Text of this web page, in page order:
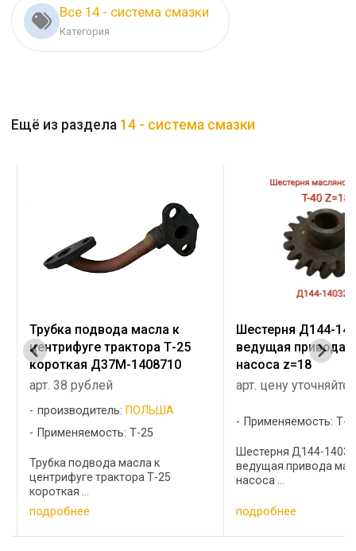
Все 14 - система смазки
Категория
Ещё из раздела 14 - система смазки
Трубка подвода масла к
центрифуге трактора Т-25
короткая Д37М-1408710
арт. 38 рублей
производитель: ПОЛЬША
Применяемость: Т-25
Трубка подвода масла к
центрифуге трактора Т-25
короткая ...
подробнее
Шестерня Д144-
ведущая привода
насоса z=18
арт. цену уточняйте
Применяемость: Т-
Шестерня Д144-
ведущая привода
насоса ...
подробнее